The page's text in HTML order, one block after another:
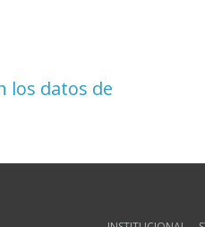
los datos de